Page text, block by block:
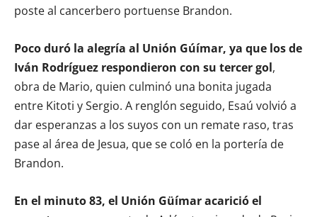
poste al cancerbero portuense Brandon.
Poco duró la alegría al Unión Gúímar, ya que los de
Iván Rodríguez respondieron con su tercer gol,
obra de Mario, quien culminó una bonita jugada
entre Kitoti y Sergio. A renglón seguido, Esaú volvió a
dar esperanzas a los suyos con un remate raso, tras
pase al área de Jesua, que se coló en la portería de
Brandon.
En el minuto 83, el Unión Güímar acarició el